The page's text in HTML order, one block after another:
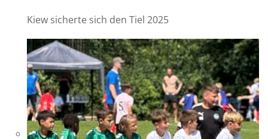
Kiew sicherte sich den Tiel 2025